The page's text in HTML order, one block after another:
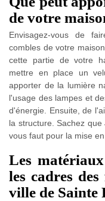
de votre
Envisagez-vous de
combles de votre
cette partie de votre
mettre en place un
apporter de la lumière
l'usage des lampes et
d'énergie. Ensuite, de
la structure. Sachez
vous faut pour la mise en
Les
les cadres
ville de Sainte